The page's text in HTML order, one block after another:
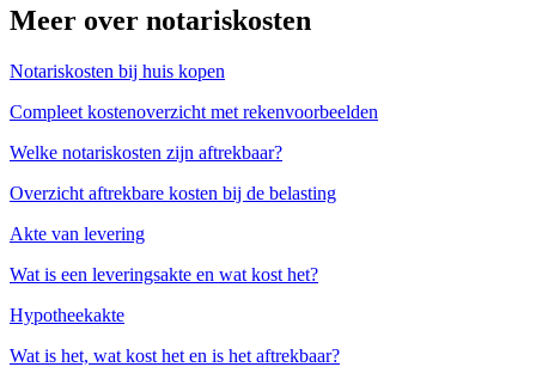
Meer over notariskosten
Notariskosten bij huis kopen
Compleet kostenoverzicht met rekenvoorbeelden
Welke notariskosten zijn aftrekbaar?
Overzicht aftrekbare kosten bij de belasting
Akte van levering
Wat is een leveringsakte en wat kost het?
Hypotheekakte
Wat is het, wat kost het en is het aftrekbaar?